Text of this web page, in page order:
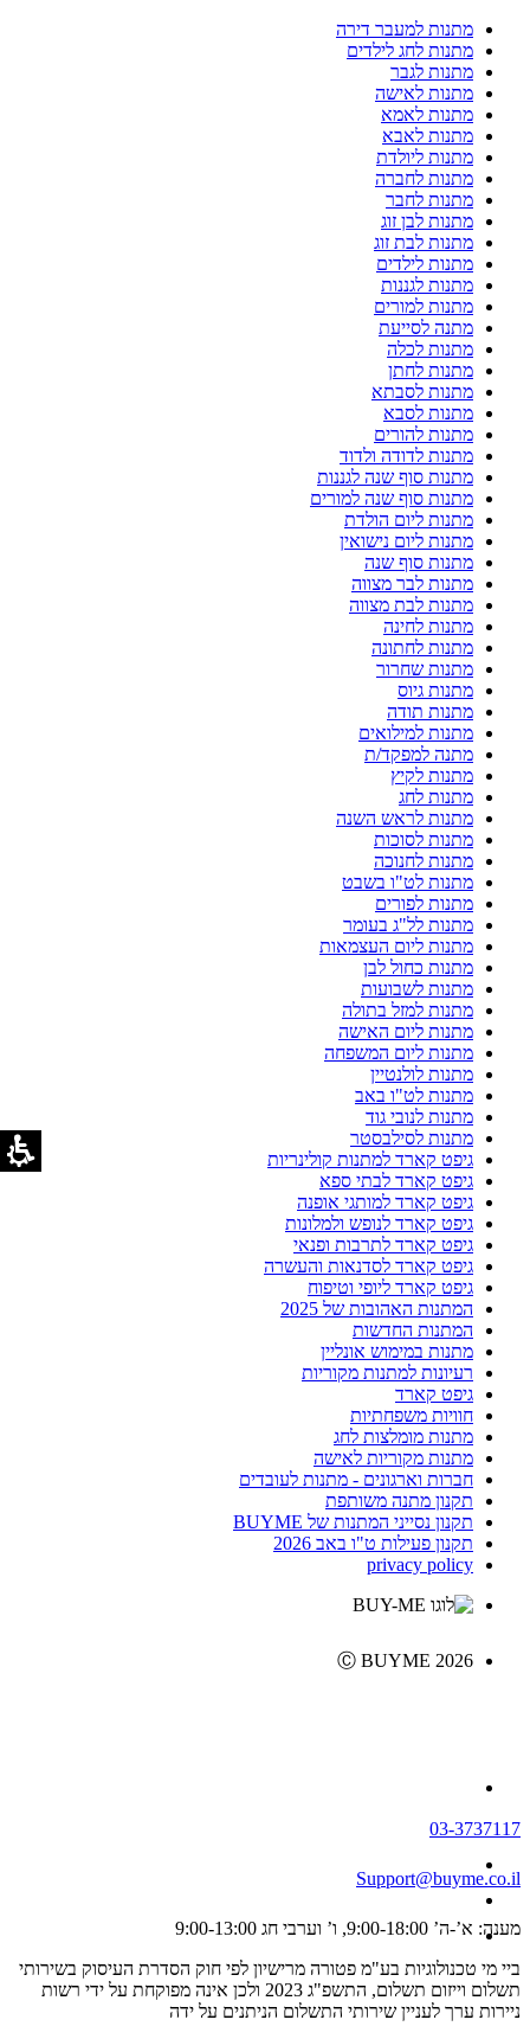
מתנות למעבר דירה
מתנות לחג לילדים
מתנות לגבר
מתנות לאישה
מתנות לאמא
מתנות לאבא
מתנות ליולדת
מתנות לחברה
מתנות לחבר
מתנות לבן זוג
מתנות לבת זוג
מתנות לילדים
מתנות לגננות
מתנות למורים
מתנה לסייעת
מתנות לכלה
מתנות לחתן
מתנות לסבתא
מתנות לסבא
מתנות להורים
מתנות לדודה ולדוד
מתנות סוף שנה לגננות
מתנות סוף שנה למורים
מתנות ליום הולדת
מתנות ליום נישואין
מתנות סוף שנה
מתנות לבר מצווה
מתנות לבת מצווה
מתנות לחינה
מתנות לחתונה
מתנות שחרור
מתנות גיוס
מתנות תודה
מתנות למילואים
מתנה למפקד/ת
מתנות לקיץ
מתנות לחג
מתנות לראש השנה
מתנות לסוכות
מתנות לחנוכה
מתנות לט"ו בשבט
מתנות לפורים
מתנות לל"ג בעומר
מתנות ליום העצמאות
מתנות כחול לבן
מתנות לשבועות
מתנות למזל בתולה
מתנות ליום האישה
מתנות ליום המשפחה
מתנות לולנטיין
מתנות לט"ו באב
מתנות לנובי גוד
מתנות לסילבסטר
גיפט קארד למתנות קולינריות
גיפט קארד לבתי ספא
גיפט קארד למותגי אופנה
גיפט קארד לנופש ולמלונות
גיפט קארד לתרבות ופנאי
גיפט קארד לסדנאות והעשרה
גיפט קארד ליופי וטיפוח
המתנות האהובות של 2025
המתנות החדשות
מתנות במימוש אונליין
רעיונות למתנות מקוריות
גיפט קארד
חוויות משפחתיות
מתנות מומלצות לחג
מתנות מקוריות לאישה
חברות וארגונים - מתנות לעובדים
תקנון מתנה משותפת
תקנון נסייני המתנות של BUYME
תקנון פעילות ט"ו באב 2026
privacy policy
Ⓒ BUYME 2026
03-3737117
Support@buyme.co.il
מענה: א’-ה’ 9:00-18:00, ו’ וערבי חג 9:00-13:00
ביי מי טכנולוגיות בע"מ פטורה מרישיון לפי חוק הסדרת העיסוק בשירותי
תשלום וייזום תשלום, התשפ"ג 2023 ולכן אינה מפוקחת על ידי רשות
ניירות ערך לעניין שירותי התשלום הניתנים על ידה